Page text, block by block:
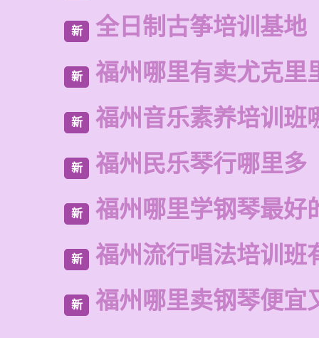
新 全日制古筝培训基地
新 福州哪里有卖尤克里
新 福州音乐素养培训班
新 福州民乐琴行哪里多
新 福州哪里学钢琴最好
新 福州流行唱法培训班
新 福州哪里卖钢琴便宜